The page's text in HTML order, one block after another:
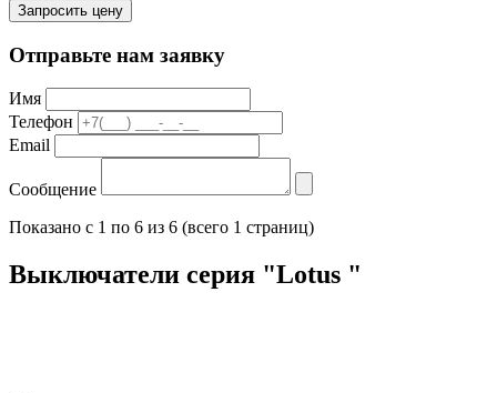
Запросить цену
Отправьте нам заявку
Имя
Телефон
Email
Сообщение
Показано с 1 по 6 из 6 (всего 1 страниц)
Выключатели серия "Lotus "